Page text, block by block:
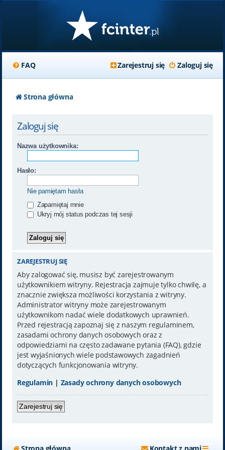
FAQ Zaloguj się
Zarejestruj się
Strona główna
Zaloguj się
Nazwa użytkownika:
Hasło:
Nie pamiętam hasła
Zapamiętaj mnie
Ukryj mój status podczas tej sesji
ZAREJESTRUJ SIĘ
Aby zalogować się, musisz być zarejestrowanym
użytkownikiem witryny. Rejestracja zajmuje tylko chwilę, a
znacznie zwiększa możliwości korzystania z witryny.
Administrator witryny może zarejestrowanym
użytkownikom nadać wiele dodatkowych uprawnień.
Przed rejestracją zapoznaj się z naszym regulaminem,
zasadami ochrony danych osobowych oraz z
odpowiedziami na często zadawane pytania (FAQ), gdzie
jest wyjaśnionych wiele podstawowych zagadnień
dotyczących funkcjonowania witryny.
Regulamin | Zasady ochrony danych osobowych
Zarejestruj się
Strona główna Kontakt z nami